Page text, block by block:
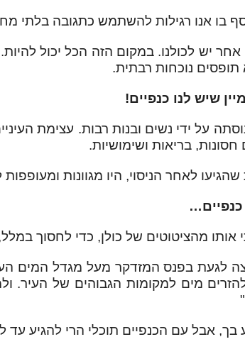
בו אנו רגילות להשתמש כתגובה בלתי
יש לכולנו. במקום הזה הכל יכול להיות.
תופסים נוכחות רבתית.
שיש לנו כנפיים!
נוסתה על ידי נשים ובנות רבות. עצימת
חסונות, בריאות ושימושיות.
לאחר הניסוי, היו מגוונות
כנפיים…
אותו מהציטוטים של כולן, כדי לחסוך
לגעת בפנס המזדקר מעל מגדל המים
מים למקומות הגבוהים של העיר.
בך, אבל עם הכנפיים תוכלי הרי להגיע